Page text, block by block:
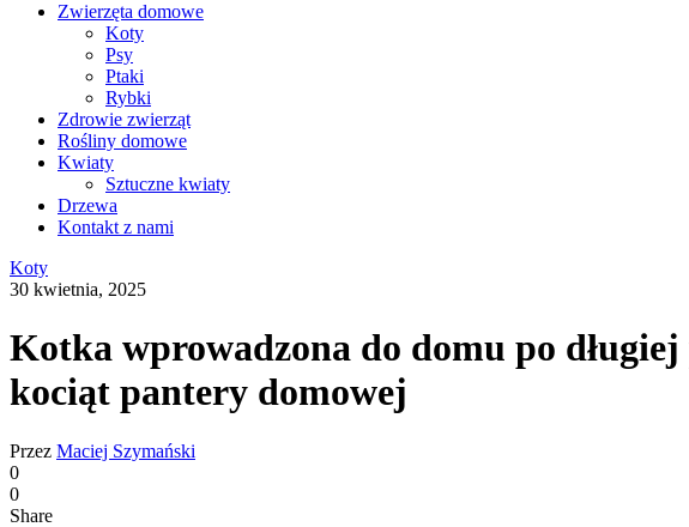
Zwierzęta domowe
Koty
Psy
Ptaki
Rybki
Zdrowie zwierząt
Rośliny domowe
Kwiaty
Sztuczne kwiaty
Drzewa
Kontakt z nami
Koty
30 kwietnia, 2025
Kotka wprowadzona do domu po
kociąt pantery domowej
Przez Maciej Szymański
0
0
Share